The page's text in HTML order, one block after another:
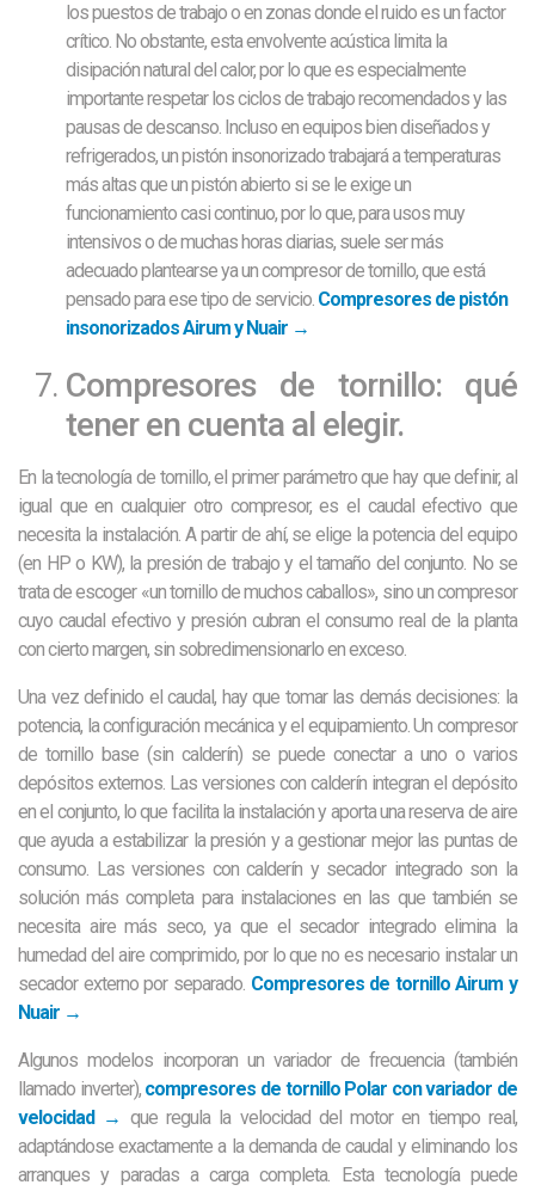
los puestos de trabajo o en zonas donde el ruido es un factor
crítico. No obstante, esta envolvente acústica limita la
disipación natural del calor, por lo que es especialmente
importante respetar los ciclos de trabajo recomendados y las
pausas de descanso. Incluso en equipos bien diseñados y
refrigerados, un pistón insonorizado trabajará a temperaturas
más altas que un pistón abierto si se le exige un
funcionamiento casi continuo, por lo que, para usos muy
intensivos o de muchas horas diarias, suele ser más
adecuado plantearse ya un compresor de tornillo, que está
pensado para ese tipo de servicio. Compresores de pistón
insonorizados Airum y Nuair →
Compresores de tornillo: qué
tener en cuenta al elegir.
En la tecnología de tornillo, el primer parámetro que hay que definir, al
igual que en cualquier otro compresor, es el caudal efectivo que
necesita la instalación. A partir de ahí, se elige la potencia del equipo
(en HP o KW), la presión de trabajo y el tamaño del conjunto. No se
trata de escoger «un tornillo de muchos caballos», sino un compresor
cuyo caudal efectivo y presión cubran el consumo real de la planta
con cierto margen, sin sobredimensionarlo en exceso.
Una vez definido el caudal, hay que tomar las demás decisiones: la
potencia, la configuración mecánica y el equipamiento. Un compresor
de tornillo base (sin calderín) se puede conectar a uno o varios
depósitos externos. Las versiones con calderín integran el depósito
en el conjunto, lo que facilita la instalación y aporta una reserva de aire
que ayuda a estabilizar la presión y a gestionar mejor las puntas de
consumo. Las versiones con calderín y secador integrado son la
solución más completa para instalaciones en las que también se
necesita aire más seco, ya que el secador integrado elimina la
humedad del aire comprimido, por lo que no es necesario instalar un
secador externo por separado. Compresores de tornillo Airum y
Nuair →
Algunos modelos incorporan un variador de frecuencia (también
llamado inverter), compresores de tornillo Polar con variador de
velocidad → que regula la velocidad del motor en tiempo real,
adaptándose exactamente a la demanda de caudal y eliminando los
arranques y paradas a carga completa. Esta tecnología puede